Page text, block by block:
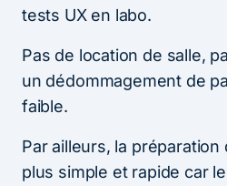
tests UX en labo.
Pas de location de salle,
un dédommagement de
faible.
Par ailleurs, la
plus simple et rapide car